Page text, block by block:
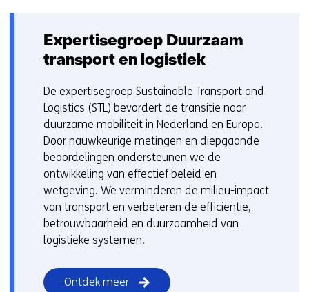
Expertisegroep Duurzaam
transport en logistiek
De expertisegroep Sustainable Transport and
Logistics (STL) bevordert de transitie naar
duurzame mobiliteit in Nederland en Europa.
Door nauwkeurige metingen en diepgaande
beoordelingen ondersteunen we de
ontwikkeling van effectief beleid en
wetgeving. We verminderen de milieu-impact
van transport en verbeteren de efficiëntie,
betrouwbaarheid en duurzaamheid van
logistieke systemen.
Ontdek meer